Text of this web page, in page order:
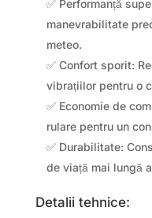
✅ Performanță
manevrabilitate
meteo.
✅ Confort sporit:
vibrațiilor pentru o
✅ Economie de
rulare pentru un
✅ Durabilitate:
de viață mai lungă
Detalii tehnice: